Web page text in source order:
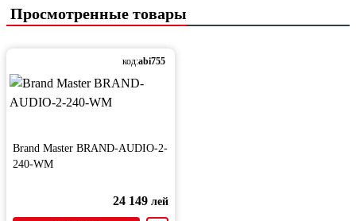
Просмотренные товары
код:abi755
Brand Master BRAND-AUDIO-2-
240-WM
24 149 лей